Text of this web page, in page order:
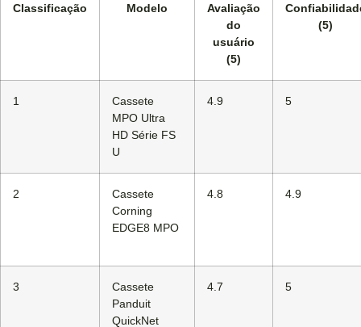
Classificação Modelo
Avaliação
do
usuário
(5)
(5)
1
Cassete
MPO Ultra
HD Série FS
U
4.9 5
2
Cassete
Corning
EDGE8 MPO
4.8 4.9
3
Cassete
Panduit
QuickNet
4.7 5